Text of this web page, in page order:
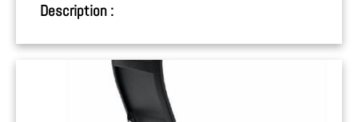
Description :